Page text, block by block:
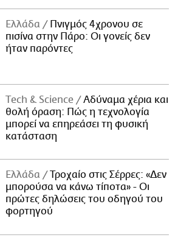
Ελλάδα
Πνιγμός 4χρονου σε
πισίνα στην Πάρο: Οι γονείς δεν
ήταν παρόντες
Τech & Science
Αδύναμα χέρια και
θολή όραση: Πώς η τεχνολογία
μπορεί να επηρεάσει τη φυσική
κατάσταση
Ελλάδα
Τροχαίο στις Σέρρες: «Δεν
μπορούσα να κάνω τίποτα» - Οι
πρώτες δηλώσεις του οδηγού του
φορτηγού